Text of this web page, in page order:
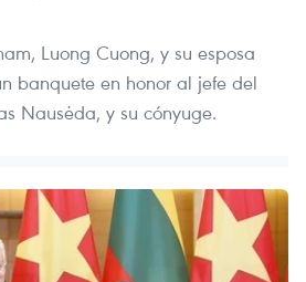
Luong Cuong, y su esposa
banquete en honor al jefe del
Nausėda, y su cónyuge.